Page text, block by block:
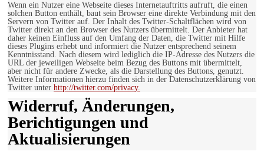
Wenn ein Nutzer eine Webseite dieses Internetauftritts aufruft, die einen
solchen Button enthält, baut sein Browser eine direkte Verbindung mit den
Servern von Twitter auf. Der Inhalt des Twitter-Schaltflächen wird von
Twitter direkt an den Browser des Nutzers übermittelt. Der Anbieter hat
daher keinen Einfluss auf den Umfang der Daten, die Twitter mit Hilfe
dieses Plugins erhebt und informiert die Nutzer entsprechend seinem
Kenntnisstand. Nach diesem wird lediglich die IP-Adresse des Nutzers die
URL der jeweiligen Webseite beim Bezug des Buttons mit übermittelt,
aber nicht für andere Zwecke, als die Darstellung des Buttons, genutzt.
Weitere Informationen hierzu finden sich in der Datenschutzerklärung von
Twitter unter http://twitter.com/privacy.
Widerruf, Änderungen,
Berichtigungen und
Aktualisierungen